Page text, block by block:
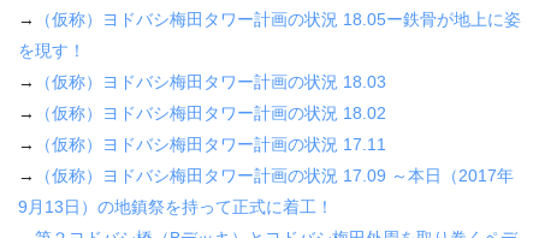
→
（仮称）ヨドバシ梅田タワー計画の状況 18.05ー鉄骨が地上に姿
を現す！
→
（仮称）ヨドバシ梅田タワー計画の状況 18.03
→
（仮称）ヨドバシ梅田タワー計画の状況 18.02
→
（仮称）ヨドバシ梅田タワー計画の状況 17.11
→
（仮称）ヨドバシ梅田タワー計画の状況 17.09 ～本日（2017年
9月 13日）の地鎮祭を持って正式に着工！